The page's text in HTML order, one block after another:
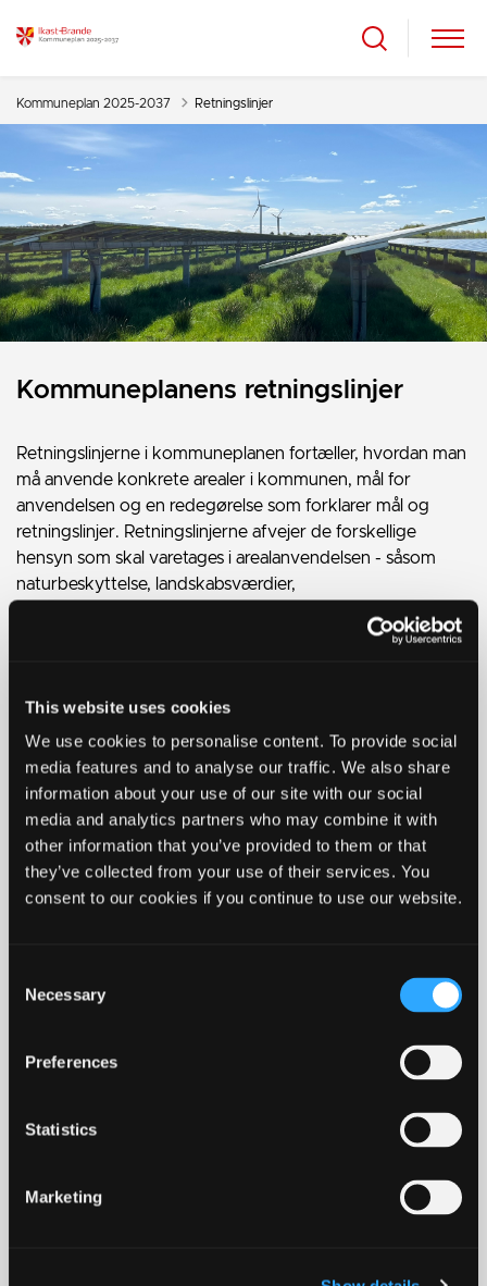
This website uses cookies
We use cookies to personalise content. To provide social
media features and to analyse our traffic. We also share
information about your use of our site with our social
media and analytics partners who may combine it with
other information that you’ve provided to them or that
they’ve collected from your use of their services. You
consent to our cookies if you continue to use our website.
Selection
Necessary
Preferences
Statistics
Marketing
Kommuneplan 2025-2037 Retningslinjer
Kommuneplanens retningslinjer
Retningslinjerne i kommuneplanen fortæller, hvordan man
må anvende konkrete arealer i kommunen, mål for
anvendelsen og en redegørelse som forklarer mål og
retningslinjer. Retningslinjerne afvejer de forskellige
hensyn som skal varetages i arealanvendelsen - såsom
naturbeskyttelse, landskabsværdier,
Det åbne land
Erhverv og detailhandel